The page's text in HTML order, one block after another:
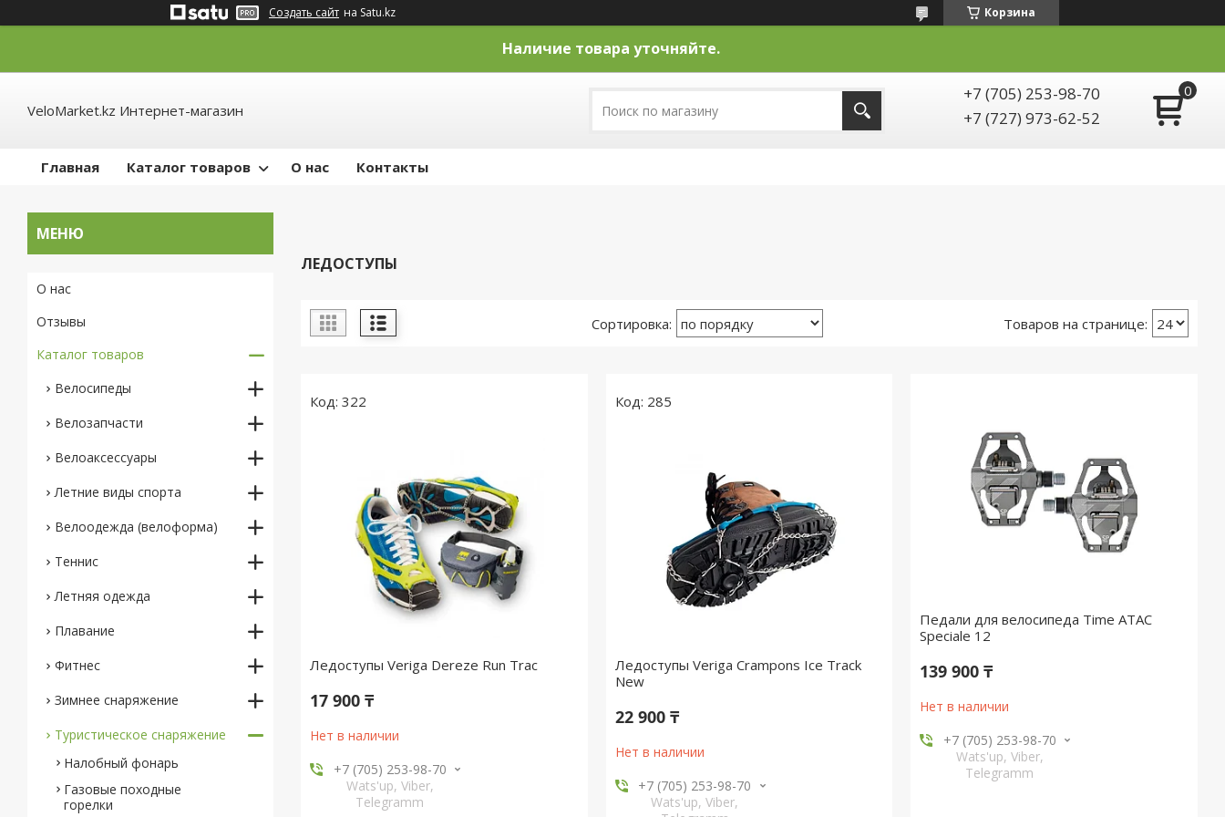
Создать сайт на Satu.kz Корзина
Наличие товара уточняйте.
VeloMarket.kz Интернет-магазин
+7 (705) 253-98-70
+7 (727) 973-62-52
Главная Каталог товаров О нас Контакты
ЛЕДОСТУПЫ
322
Ледоступы Veriga Dereze Run Trac
17 900 ₸
Нет в наличии
+7 (705) 253-98-70
Wats'up, Viber,
Telegramm
285
Ледоступы Veriga Crampons Ice Track
New
22 900 ₸
Нет в наличии
+7 (705) 253-98-70
Wats'up, Viber,
Педали для велосипеда Time ATAC
Speciale 12
139 900 ₸
Нет в наличии
+7 (705) 253-98-70
Wats'up, Viber,
Telegramm
О нас
Отзывы
Каталог товаров
Велосипеды
Велозапчасти
Велоаксессуары
Летние виды спорта
Велоодежда (велоформа)
Теннис
Летняя одежда
Плавание
Фитнес
Зимнее снаряжение
Туристическое снаряжение
Налобный фонарь
Газовые походные
горелки